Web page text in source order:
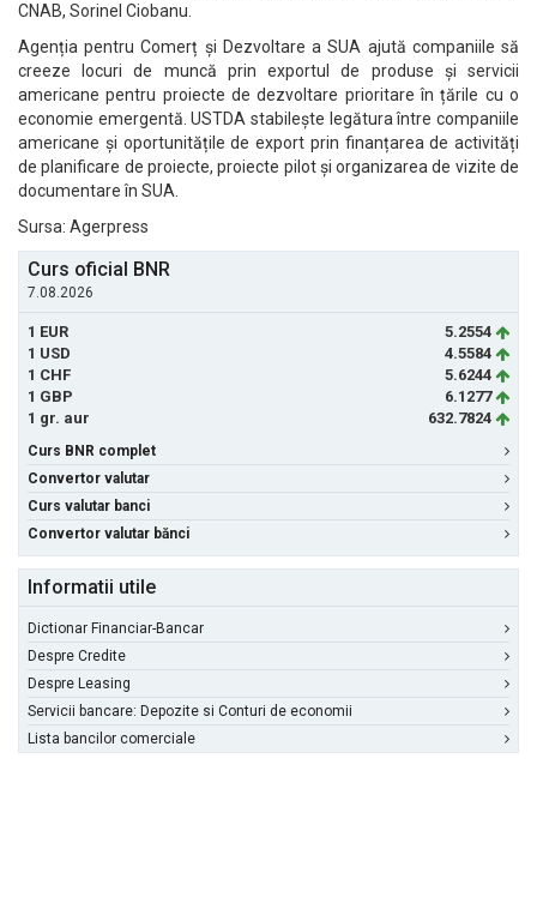
CNAB, Sorinel Ciobanu.
Agenția pentru Comerț și Dezvoltare a SUA ajută companiile să
creeze locuri de muncă prin exportul de produse și servicii
americane pentru proiecte de dezvoltare prioritare în țările cu o
economie emergentă. USTDA stabilește legătura între companiile
americane și oportunitățile de export prin finanțarea de activități
de planificare de proiecte, proiecte pilot și organizarea de vizite de
documentare în SUA.
Sursa: Agerpress
Curs oficial BNR
7.08.2026
1 EUR
5.2554
1 USD
4.5584
1 CHF
5.6244
1 GBP
6.1277
1 gr. aur
632.7824
Curs BNR complet
Convertor valutar
Curs valutar banci
Convertor valutar bănci
Informatii utile
Dictionar Financiar-Bancar
Despre Credite
Despre Leasing
Servicii bancare: Depozite si Conturi de economii
Lista bancilor comerciale